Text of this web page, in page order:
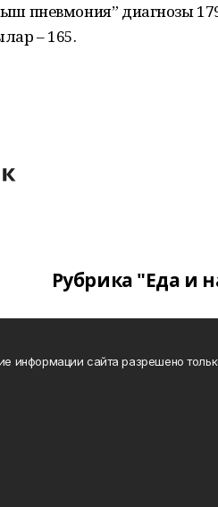
пневмония” диагнозы
– 165.
Рубрика "Еда и
информации сайта разрешено